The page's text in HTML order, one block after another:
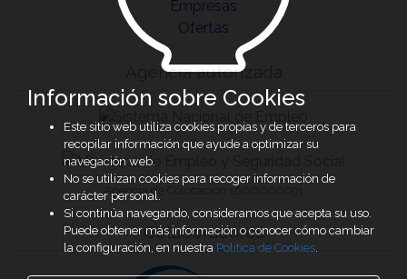
Empresas
Ofertas
Agencia autorizada
Agencia de Colocación 1600000091
Colaboradores
Información sobre Cookies
Este sitio web utiliza cookies propias y de terceros para
recopilar información que ayude a optimizar su
navegación web.
No se utilizan cookies para recoger información de
carácter personal.
Si continúa navegando, consideramos que acepta su uso.
Puede obtener más información o conocer cómo cambiar
la configuración, en nuestra Política de Cookies.